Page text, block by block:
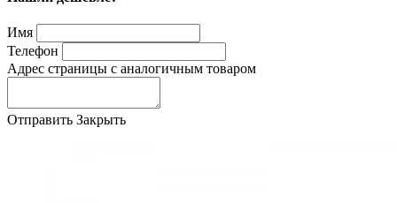
Имя
Телефон
Адрес страницы с аналогичным товаром
Отправить Закрыть